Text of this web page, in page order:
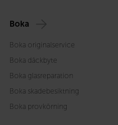
Boka
Boka originalservice
Boka däckbyte
Boka glasreparation
Boka skadebesiktning
Boka provkörning